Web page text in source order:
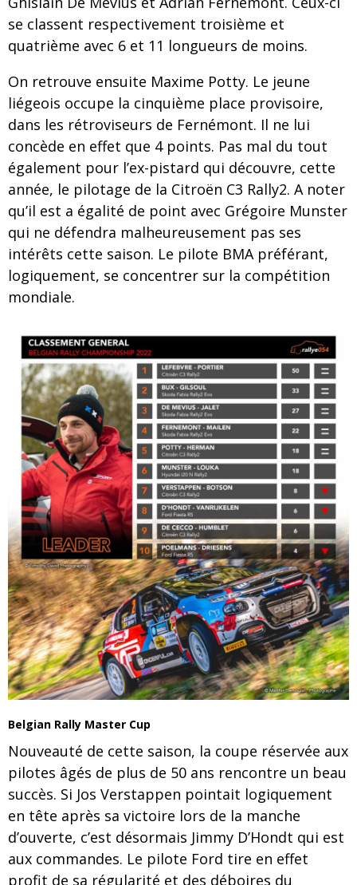
se classent respectivement troisième et
quatrième avec 6 et 11 longueurs de moins.
On retrouve ensuite Maxime Potty. Le jeune
liégeois occupe la cinquième place provisoire,
dans les rétroviseurs de Fernémont. Il ne lui
concède en effet que 4 points. Pas mal du tout
également pour l’ex-pistard qui découvre, cette
année, le pilotage de la Citroën C3 Rally2. A noter
qu’il est a égalité de point avec Grégoire Munster
qui ne défendra malheureusement pas ses
intérêts cette saison. Le pilote BMA préférant,
logiquement, se concentrer sur la compétition
mondiale.
Belgian Rally Master Cup
Nouveauté de cette saison, la coupe réservée aux
pilotes âgés de plus de 50 ans rencontre un beau
succès. Si Jos Verstappen pointait logiquement
en tête après sa victoire lors de la manche
d’ouverte, c’est désormais Jimmy D’Hondt qui est
aux commandes. Le pilote Ford tire en effet
profit de sa régularité et des déboires du